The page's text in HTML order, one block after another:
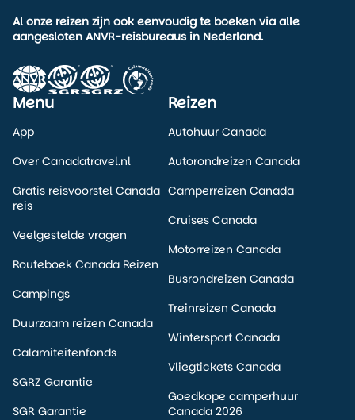
Al onze reizen zijn ook eenvoudig te boeken via alle
aangesloten ANVR-reisbureaus in Nederland.
Menu
App
Over Canadatravel.nl
Gratis reisvoorstel Canada
reis
Veelgestelde vragen
Routeboek Canada Reizen
Campings
Duurzaam reizen Canada
Calamiteitenfonds
SGRZ Garantie
SGR Garantie
Reizen
Autohuur Canada
Autorondreizen Canada
Camperreizen Canada
Cruises Canada
Motorreizen Canada
Busrondreizen Canada
Treinreizen Canada
Wintersport Canada
Vliegtickets Canada
Goedkope camperhuur
Canada 2026